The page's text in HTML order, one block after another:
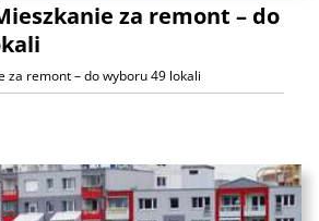
za remont – do
za remont – do wyboru 49 lokali